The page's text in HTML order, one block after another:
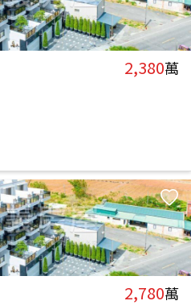
2,380萬
2,780萬